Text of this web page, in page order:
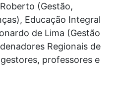
(Gestão,
Educação Integral
de Lima (Gestão
Regionais de
professores e